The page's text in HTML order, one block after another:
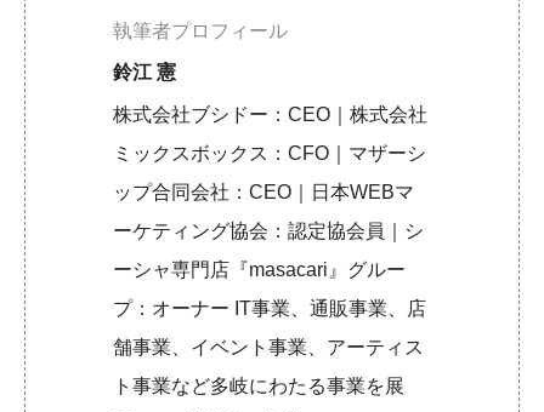
執筆者プロフィール
鈴江 憲
株式会社ブシドー：CEO｜株式会社
ミックスボックス：CFO｜マザーシ
ップ合同会社：CEO｜日本WEBマ
ーケティング協会：認定協会員｜シ
ーシャ専門店『masacari』グルー
プ：オーナー IT事業、通販事業、店
舗事業、イベント事業、アーティス
ト事業など多岐にわたる事業を展